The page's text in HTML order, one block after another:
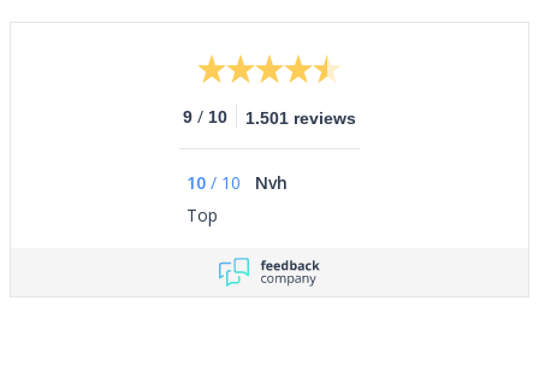
9 / 10 1.501 reviews
10 / 10
Nvh
Top